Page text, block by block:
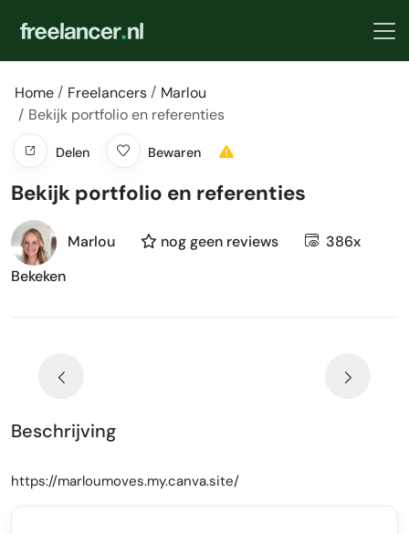
Home Freelancers
Marlou
Bekijk portfolio en referenties
Delen Bewaren
Bekijk portfolio en referenties
Marlou nog geen reviews
386x
Bekeken
Beschrijving
https://marloumoves.my.canva.site/